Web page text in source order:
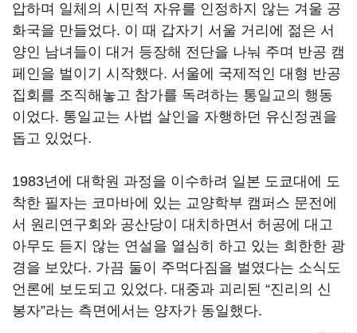
압하며 일체의 시민적 자유를 인정하지 않는 겨울 공
화국을 만들었다. 이 때 갑자기 서울 거리에 젊은 서
양인 남녀들이 대거 등장해 전단을 나눠 주며 반공 캠
페인을 벌이기 시작했다. 서울에 국제적인 대형 반공
집회를 조직해놓고 참가를 독려하는 통일교의 행동
이었다. 통일교는 사법 살인을 자행하던 유신정권을
돕고 있었다.
1983년에 대학원 과정을 이수하려 일본 도쿄대에 도
착한 필자는 코마바에 있는 교양학부 캠퍼스 문전에
서 원리연구회와 공산당이 대치하면서 허공에 대고
아무도 듣지 않는 연설을 열심히 하고 있는 희한한 광
경을 보았다. 가끔 둘이 주먹다짐을 벌였다는 소식도
언론에 보도되고 있었다. 대중과 괴리된 “진리의 신
봉자”라는 측면에서는 양자가 동일했다.